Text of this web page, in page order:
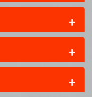
+
+
+